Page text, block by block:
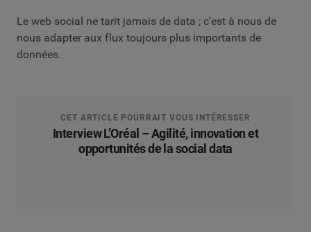
Le web social ne tarit jamais de data ; c’est à nous de
nous adapter aux flux toujours plus importants de
données.
CET ARTICLE POURRAIT VOUS INTÉRESSER
Interview L’Oréal – Agilité, innovation et
opportunités de la social data